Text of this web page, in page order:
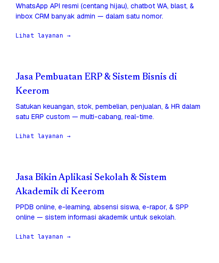
WhatsApp API resmi (centang hijau), chatbot WA, blast, &
inbox CRM banyak admin — dalam satu nomor.
Lihat layanan →
Jasa Pembuatan ERP & Sistem Bisnis di
Keerom
Satukan keuangan, stok, pembelian, penjualan, & HR dalam
satu ERP custom — multi-cabang, real-time.
Lihat layanan →
Jasa Bikin Aplikasi Sekolah & Sistem
Akademik di Keerom
PPDB online, e-learning, absensi siswa, e-rapor, & SPP
online — sistem informasi akademik untuk sekolah.
Lihat layanan →